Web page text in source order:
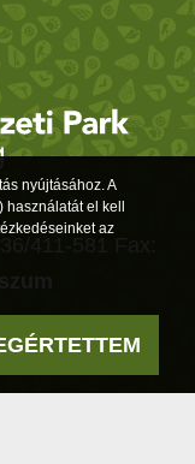
411-581 Fax:
nyújtásához. A
el kell
az